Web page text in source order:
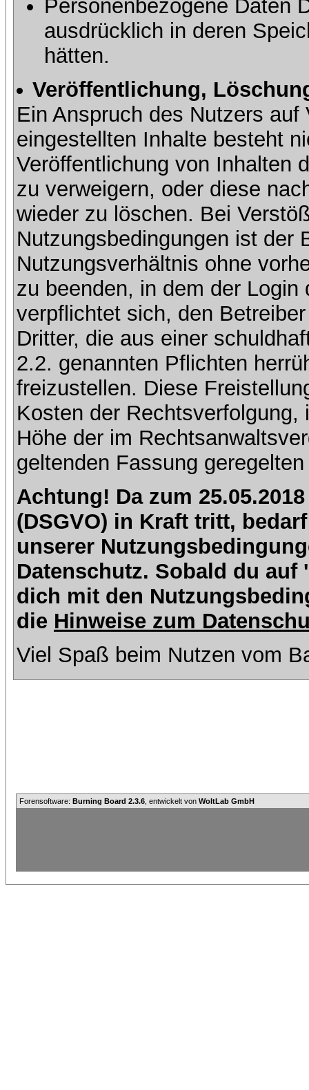
Personenbezogene Daten
ausdrücklich in deren
hätten.
Veröffentlichung,
Ein Anspruch des Nutzers
eingestellten Inhalte besteht
Veröffentlichung von Inhalten
zu verweigern, oder diese
wieder zu löschen. Bei
Nutzungsbedingungen ist der
Nutzungsverhältnis ohne
zu beenden, in dem der
verpflichtet sich, den
Dritter, die aus einer
2.2. genannten Pflichten
freizustellen. Diese
Kosten der
Höhe der im
geltenden Fassung
Achtung! Da zum
(DSGVO) in Kraft tritt,
unserer
Datenschutz. Sobald du
dich mit den
die Hinweise zum
Viel Spaß beim Nutzen vom
Forensoftware: Burning Board 2.3.6 , entwickelt von WoltLab GmbH